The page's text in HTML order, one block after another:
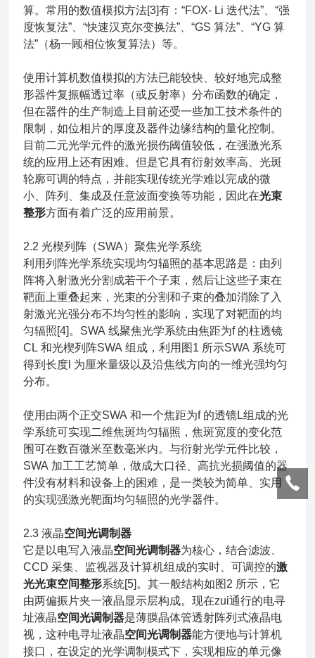
算。常用的数值模拟方法[3]有：“FOX- Li 迭代法”、“强
度恢复法”、“快速汉克尔变换法”、“GS 算法”、“YG 算
法”（杨一顾相位恢复算法）等。
使用计算机数值模拟的方法已能较快、较好地完成整
形器件复振幅透过率（或反射率）分布函数的确定，
但在器件的生产制造上目前还受一些加工技术条件的
限制，如位相片的厚度及器件边缘结构的量化控制。
目前二元光学元件的激光损伤阈值较低，在强激光系
统的应用上还有困难。但是它具有衍射效率高、光斑
轮廓可调的特点，并能实现传统光学难以完成的微
小、阵列、集成及任意波面变换等功能，因此在光束
整形方面有着广泛的应用前景。
2.2 光楔列阵（SWA）聚焦光学系统
利用列阵光学系统实现均匀辐照的基本思路是：由列
阵将入射激光分割成若干个子束，然后让这些子束在
靶面上重叠起来，光束的分割和子束的叠加消除了入
射激光光强分布不均匀性的影响，实现了对靶面的均
匀辐照[4]。SWA 线聚焦光学系统由焦距为f 的柱透镜
CL 和光楔列阵SWA 组成，利用图1 所示SWA 系统可
得到长度l 为厘米量级以及沿焦线方向的一维光强均匀
分布。
使用由两个正交SWA 和一个焦距为f 的透镜L组成的光
学系统可实现二维焦斑均匀辐照，焦斑宽度的变化范
围可在数百微米至数毫米内。与衍射光学元件比较，
SWA 加工工艺简单，做成大口径、高抗光损阈值的器
件没有材料和设备上的困难，是一类较为简单、实用
的实现强激光靶面均匀辐照的光学器件。
2.3 液晶空间光调制器
它是以电写入液晶空间光调制器为核心，结合滤波、
CCD 采集、监视器及计算机组成的实时、可调控的激
光光束空间整形系统[5]。其一般结构如图2 所示，它
由两偏振片夹一液晶显示层构成。现在zui通行的电寻
址液晶空间光调制器是薄膜晶体管透射阵列式液晶电
视，这种电寻址液晶空间光调制器能方便地与计算机
接口，在设定的光学调制模式下，实现相应的单元像